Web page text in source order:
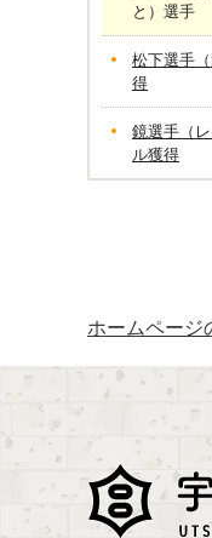
と）選手
松下選手
得
鏡選手（
ル獲得
ホームページ